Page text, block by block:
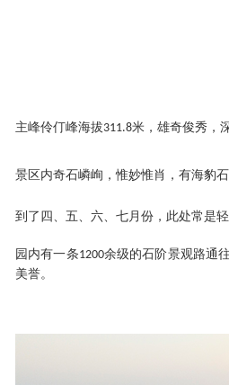
主峰伶仃峰海拔311.8米，雄奇俊秀，
景区内奇石嶙峋，惟妙惟肖，有海豹
到了四、五、六、七月份，此处常是
园内有一条1200余级的石阶景观路通
美誉。